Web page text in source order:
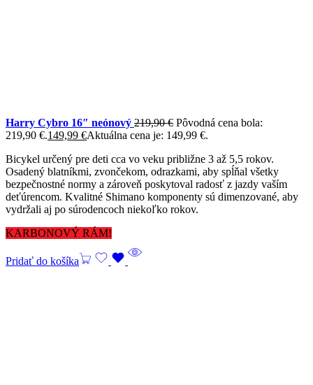
Harry Cybro 16″ neónový 219,90€ Pôvodná cena bola:
219,90 €.149,99 €Aktuálna cena je: 149,99 €.
Bicykel určený pre deti cca vo veku približne 3 až 5,5 rokov.
Osadený blatníkmi, zvončekom, odrazkami, aby spĺňal všetky
bezpečnostné normy a zároveň poskytoval radosť z jazdy vaším
deťúrencom. Kvalitné Shimano komponenty sú dimenzované, aby
vydržali aj po súrodencoch niekoľko rokov.
KARBONOVÝ RÁM!
Pridať do košíka